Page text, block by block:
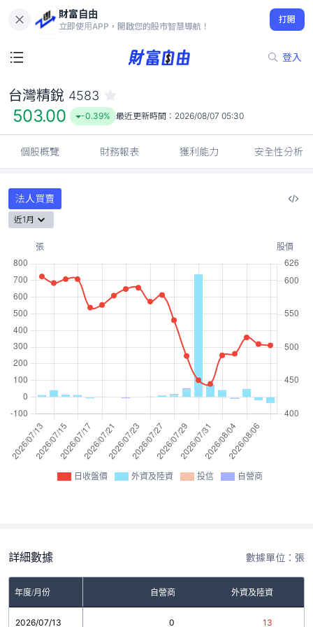
財富自由
立即使用APP，開啟您的股市智慧導航！
打開
登入
503.00
-0.39%
台灣精銳 4583
503.00 -0.39% 最近更新時間： 2026/08/07 05:30
個股概覽 財務報表 獲利能力 安全性分析
法人買賣
近1月
日收盤價 外資及陸資 投信 自營商
詳細數據 數據單位：張
年度/月份 自營商 外資及陸資
2026/07/13 0 13